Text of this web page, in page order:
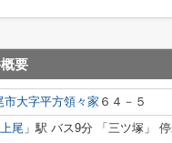
要
市大字平方領々家 ６４－５
上尾 」駅 バス9分 「三ツ塚」